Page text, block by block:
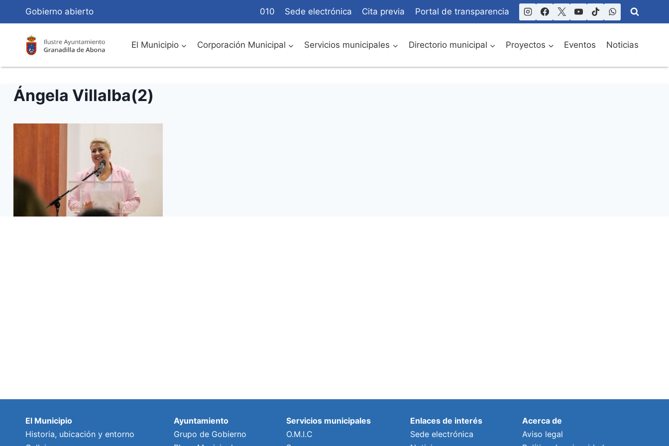
Contenido
Gobierno abierto 010 Sede electrónica Cita previa Portal de transparencia
El Municipio Corporación Municipal Servicios municipales Directorio municipal Proyectos Eventos Noticias
Ángela Villalba(2)
El Municipio
Historia, ubicación y entorno
Ayuntamiento
Grupo de Gobierno
Servicios municipales
O.M.I.C
Enlaces de interés
Sede electrónica
Acerca de
Aviso legal